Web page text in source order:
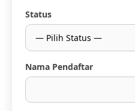
Status
Nama Pendaftar